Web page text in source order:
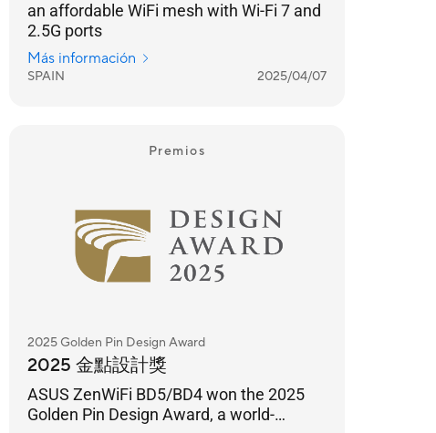
an affordable WiFi mesh with Wi-Fi 7 and
2.5G ports
Más información
SPAIN 2025/04/07
Premios
2025 Golden Pin Design Award
2025 金點設計獎
ASUS ZenWiFi BD5/BD4 won the 2025
Golden Pin Design Award, a world-